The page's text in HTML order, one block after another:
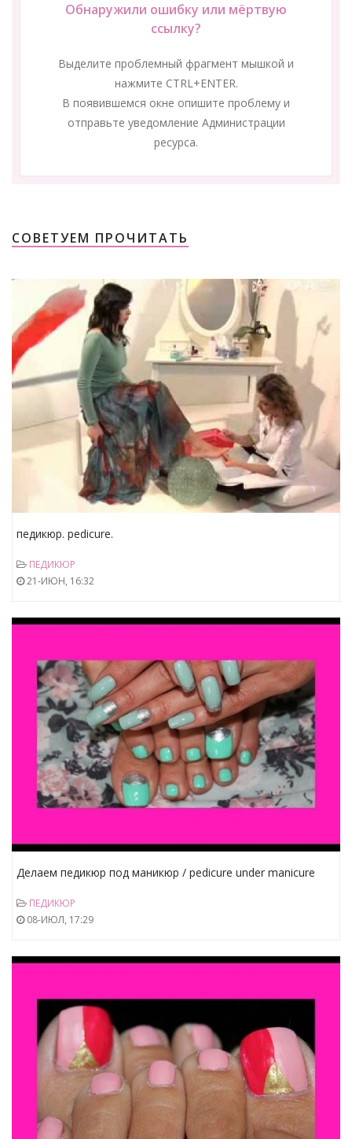
Обнаружили ошибку или мёртвую
ссылку?
Выделите проблемный фрагмент мышкой и
нажмите CTRL+ENTER.
В появившемся окне опишите проблему и
отправьте уведомление Администрации
ресурса.
СОВЕТУЕМ ПРОЧИТАТЬ
педикюр. pedicure.
ПЕДИКЮР
21-ИЮН, 16:32
Делаем педикюр под маникюр / pedicure under manicure
ПЕДИКЮР
08-ИЮЛ, 17:29